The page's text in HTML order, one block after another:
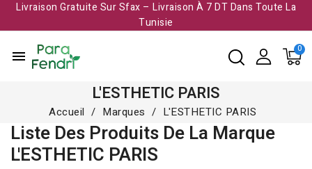
Livraison Gratuite Sur Sfax – Livraison À 7 DT Dans Toute La
Tunisie​
menu
L'ESTHETIC PARIS
Accueil Marques L'ESTHETIC PARIS
Liste Des Produits De La Marque
L'ESTHETIC PARIS